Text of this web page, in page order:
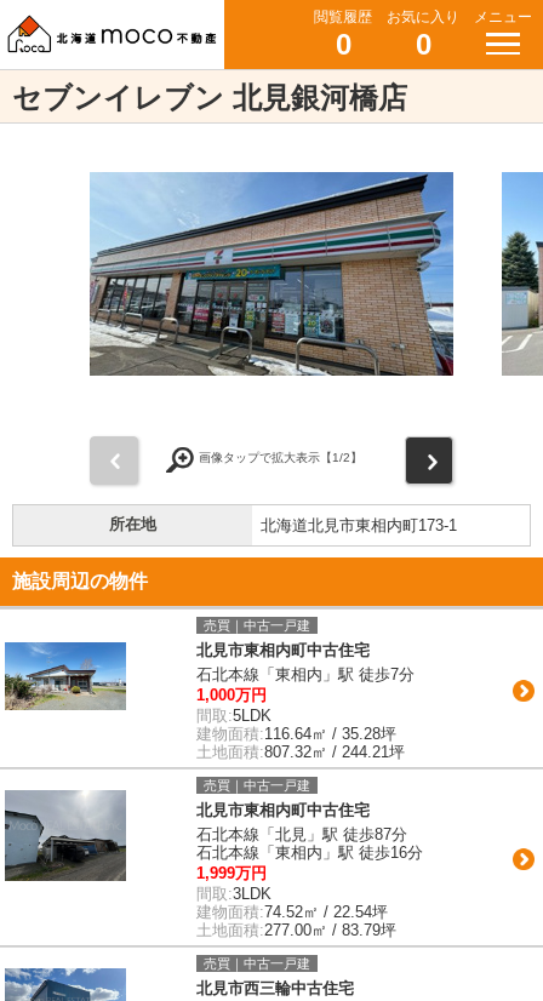
閲覧履歴
0
お気に入り
0
メニュー
セブンイレブン 北見銀河橋店
画像タップで拡大表示【1/2】
所在地 北海道北見市東相内町173-1
施設周辺の物件
売買｜中古一戸建
北見市東相内町中古住宅
石北本線「東相内」駅 徒歩7分
1,000万円
間取:5LDK
建物面積:116.64㎡ / 35.28坪
土地面積:807.32㎡ / 244.21坪
売買｜中古一戸建
北見市東相内町中古住宅
石北本線「北見」駅 徒歩87分
石北本線「東相内」駅 徒歩16分
1,999万円
間取:3LDK
建物面積:74.52㎡ / 22.54坪
土地面積:277.00㎡ / 83.79坪
売買｜中古一戸建
北見市西三輪中古住宅